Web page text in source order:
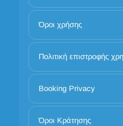
Όροι χρήσης
Πολιτική επιστροφής
Booking Privacy
Όροι Κράτησης